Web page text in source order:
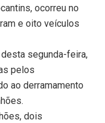
ocorreu no
e oito veículos
segunda-feira,
pelos
ao derramamento
dois